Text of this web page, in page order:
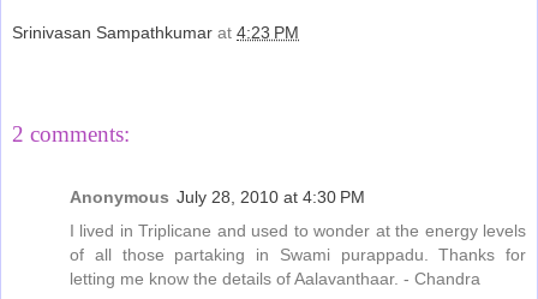
Srinivasan Sampathkumar at 4:23 PM
2 comments:
Anonymous July 28, 2010 at 4:30 PM
I lived in Triplicane and used to wonder at the energy levels
of all those partaking in Swami purappadu. Thanks for
letting me know the details of Aalavanthaar. - Chandra